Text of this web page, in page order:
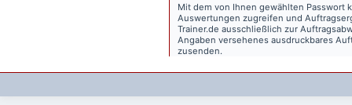
Mit dem von Ihnen gewählten Passwort
Auswertungen zugreifen und
Trainer.de ausschließlich zur
Angaben versehenes ausdruckbares
zusenden.